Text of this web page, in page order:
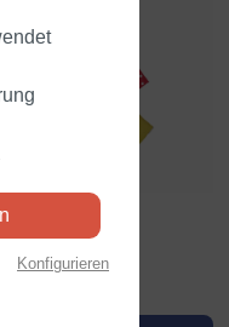
€
Konfigurieren